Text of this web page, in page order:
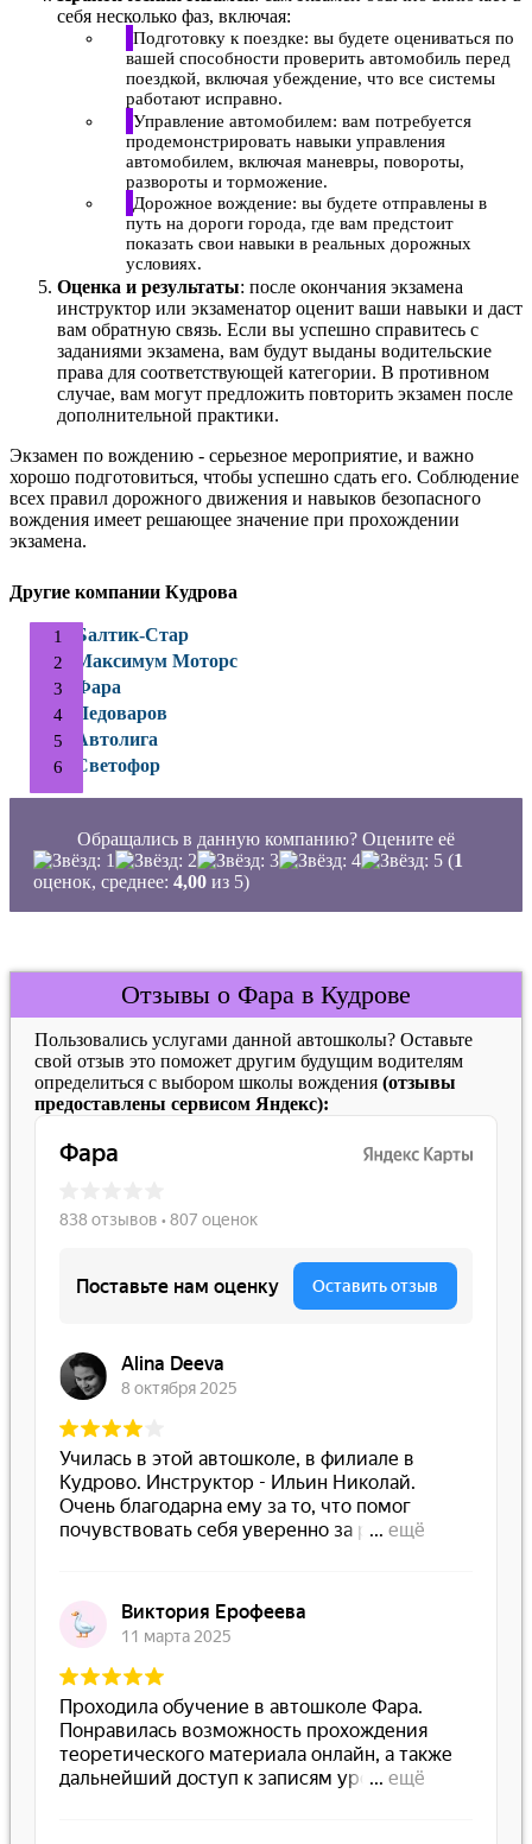
себя несколько фаз, включая:
Подготовку к поездке: вы будете оцениваться по
вашей способности проверить автомобиль перед
поездкой, включая убеждение, что все системы
работают исправно.
Управление автомобилем: вам потребуется
продемонстрировать навыки управления
автомобилем, включая маневры, повороты,
развороты и торможение.
Дорожное вождение: вы будете отправлены в
путь на дороги города, где вам предстоит
показать свои навыки в реальных дорожных
условиях.
Оценка и результаты: после окончания экзамена
инструктор или экзаменатор оценит ваши навыки и даст
вам обратную связь. Если вы успешно справитесь с
заданиями экзамена, вам будут выданы водительские
права для соответствующей категории. В противном
случае, вам могут предложить повторить экзамен после
дополнительной практики.
Экзамен по вождению - серьезное мероприятие, и важно
хорошо подготовиться, чтобы успешно сдать его. Соблюдение
всех правил дорожного движения и навыков безопасного
вождения имеет решающее значение при прохождении
экзамена.
Другие компании Кудрова
Балтик-Стар
Максимум Моторс
Фара
Ледоваров
Автолига
Светофор
Обращались в данную компанию? Оцените её
(1
оценок, среднее: 4,00 из 5)
Отзывы о Фара в Кудрове
Пользовались услугами данной автошколы? Оставьте
свой отзыв это поможет другим будущим водителям
определиться с выбором школы вождения (отзывы
предоставлены сервисом Яндекс):